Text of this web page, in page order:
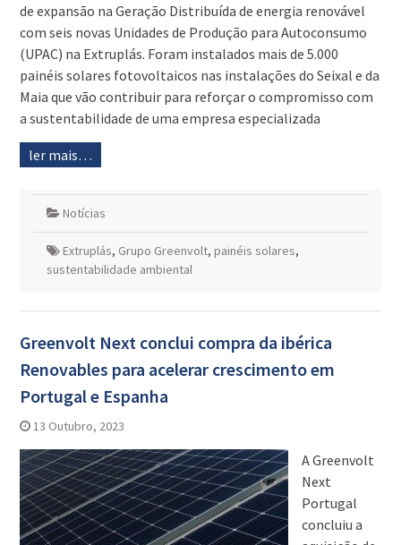
de expansão na Geração Distribuída de energia renovável
com seis novas Unidades de Produção para Autoconsumo
(UPAC) na Extruplás. Foram instalados mais de 5.000
painéis solares fotovoltaicos nas instalações do Seixal e da
Maia que vão contribuir para reforçar o compromisso com
a sustentabilidade de uma empresa especializada
ler mais…
Notícias
Extruplás, Grupo Greenvolt, painéis solares,
sustentabilidade ambiental
Greenvolt Next conclui compra da ibérica
Renovables para acelerar crescimento em
Portugal e Espanha
13 Outubro, 2023
A Greenvolt
Next
Portugal
concluiu a